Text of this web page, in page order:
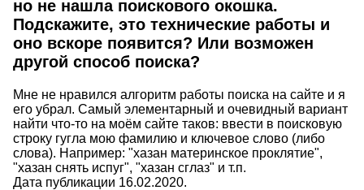
но не нашла поискового окошка.
Подскажите, это технические работы и
оно вскоре появится? Или возможен
другой способ поиска?
Мне не нравился алгоритм работы поиска на сайте и я
его убрал. Самый элементарный и очевидный вариант
найти что-то на моём сайте таков: ввести в поисковую
строку гугла мою фамилию и ключевое слово (либо
слова). Например: "хазан материнское проклятие",
"хазан снять испуг", "хазан сглаз" и т.п.
Дата публикации 16.02.2020.